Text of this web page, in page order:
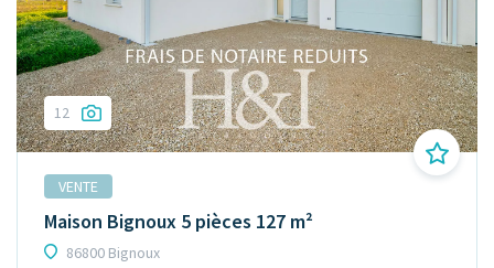
12
VENTE
Maison Bignoux 5 pièces 127 m²
86800 Bignoux